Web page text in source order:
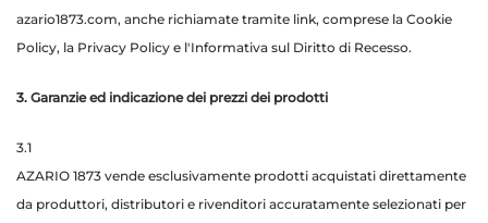
azario1873.com, anche richiamate tramite link, comprese la Cookie
Policy, la Privacy Policy e l'Informativa sul Diritto di Recesso.
3. Garanzie ed indicazione dei prezzi dei prodotti
3.1
AZARIO 1873 vende esclusivamente prodotti acquistati direttamente
da produttori, distributori e rivenditori accuratamente selezionati per